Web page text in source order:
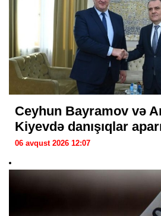
Ceyhun Bayramov və
Kiyevdə danışıqlar
06 avqust 2026 12:07